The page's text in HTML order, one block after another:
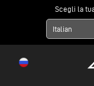
Scegli la
Italian